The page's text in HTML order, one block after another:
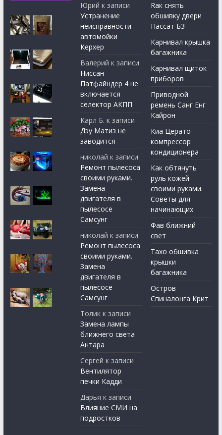
Юрий к записи
Устранение
неисправности
автомойки
Керхер
Валерий к записи
Ниссан
Патфайндер 4 не
включается
селектор АКПП
Карл Б. к записи
Дэу Матиз не
заводится
николай к записи
Ремонт пылесоса
своими руками.
Замена
двигателя в
пылесосе
Самсунг
николай к записи
Ремонт пылесоса
своими руками.
Замена
двигателя в
пылесосе
Самсунг
Толик к записи
Замена лампы
ближнего света
Антара
Сергей к записи
Вентилятор
печки Кадди
Дарья к записи
Влияние СМИ на
подростков
Rак снять
обшивку двери
Пассат Б3
Карнивал крышка
багажника
Карнивал щиток
приборов
Приводной
ремень Санг Енг
Кайрон
Киа Церато
компрессор
кондиционера
Как обтянуть
руль кожей
своими руками.
Советы для
начинающих
Фав ближний
свет
Тахо обшивка
крышки
багажника
Остров
Спиналонга Крит